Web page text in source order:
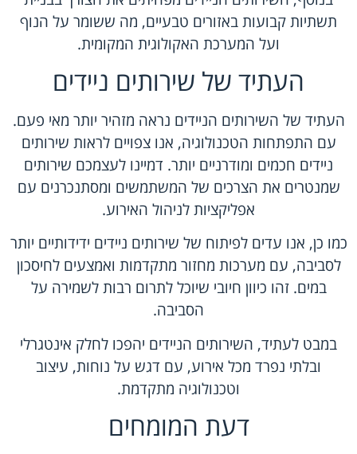
תשתיות קבועות באזורים טבעיים, מה ששומר על הנוף
ועל המערכת האקולוגית המקומית.
העתיד של שירותים ניידים
העתיד של השירותים הניידים נראה מזהיר יותר מאי פעם.
עם התפתחות הטכנולוגיה, אנו צפויים לראות שירותים
ניידים חכמים ומודרניים יותר. דמיינו לעצמכם שירותים
שמנטרים את הצרכים של המשתמשים ומסתנכרנים עם
אפליקציות לניהול האירוע.
כמו כן, אנו עדים לפיתוח של שירותים ניידים ידידותיים יותר
לסביבה, עם מערכות מחזור מתקדמות ואמצעים לחיסכון
במים. זהו כיוון חיובי שיוכל לתרום רבות לשמירה על
הסביבה.
במבט לעתיד, השירותים הניידים יהפכו לחלק אינטגרלי
ובלתי נפרד מכל אירוע, עם דגש על נוחות, עיצוב
וטכנולוגיה מתקדמת.
דעת המומחים